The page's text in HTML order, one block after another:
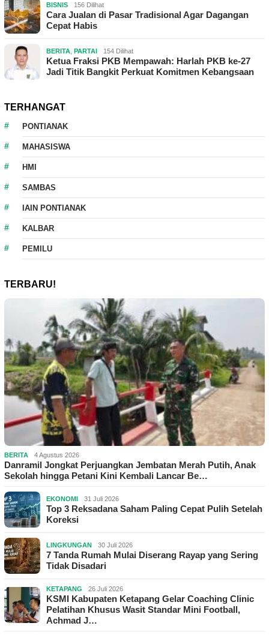
BISNIS 156 Dilihat
Cara Jualan di Pasar Tradisional Agar Dagangan
Cepat Habis
BERITA PARTAI 154 Dilihat
Ketua Fraksi PKB Mempawah: Harlah PKB ke-27
Jadi Titik Bangkit Perkuat Komitmen Kebangsaan
TERHANGAT
PONTIANAK
MAHASISWA
HMI
SAMBAS
IAIN PONTIANAK
KALBAR
PEMILU
TERBARU!
BERITA 4 Agustus 2026
Danramil Jongkat Perjuangkan Jembatan Merah Putih, Anak
Sekolah hingga Petani Kini Kembali Lancar Be…
EKONOMI 31 Juli 2026
Top 3 Reksadana Saham Paling Cepat Pulih Setelah
Koreksi
LINGKUNGAN 30 Juli 2026
7 Tanda Rumah Mulai Diserang Rayap yang Sering
Tidak Disadari
KETAPANG 26 Juli 2026
KSMI Kabupaten Ketapang Gelar Coaching Clinic
Pelatihan Khusus Wasit Standar Mini Football,
Achmad J…